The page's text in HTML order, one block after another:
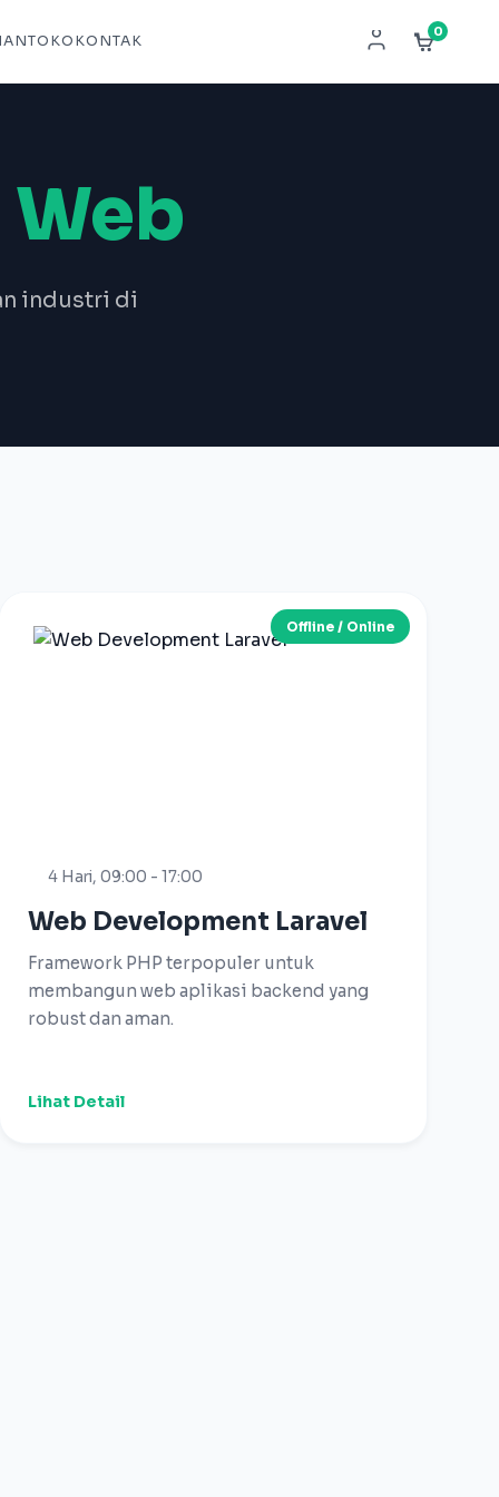
TOKOKONTAK
0
Web
industri di
Offline / Online
4 Hari, 09:00 - 17:00
Web Development Laravel
Framework PHP terpopuler untuk
membangun web aplikasi backend yang
robust dan aman.
Lihat Detail